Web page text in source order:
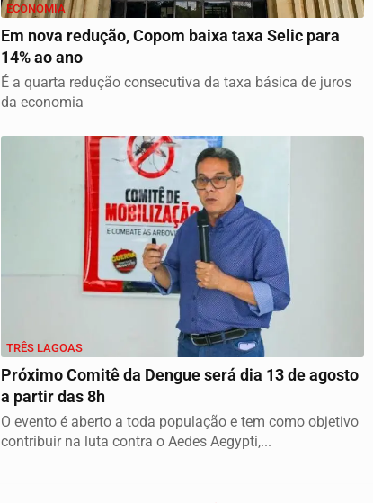
ECONOMIA
Em nova redução, Copom baixa taxa Selic para
14% ao ano
É a quarta redução consecutiva da taxa básica de juros
da economia
TRÊS LAGOAS
Próximo Comitê da Dengue será dia 13 de agosto
a partir das 8h
O evento é aberto a toda população e tem como objetivo
contribuir na luta contra o Aedes Aegypti,...